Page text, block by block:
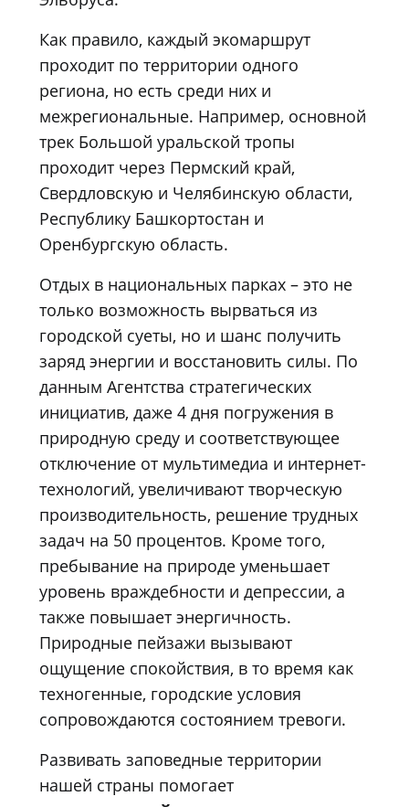
Как правило, каждый экомаршрут
проходит по территории одного
региона, но есть среди них и
межрегиональные. Например, основной
трек Большой уральской тропы
проходит через Пермский край,
Свердловскую и Челябинскую области,
Республику Башкортостан и
Оренбургскую область.
Отдых в национальных парках – это не
только возможность вырваться из
городской суеты, но и шанс получить
заряд энергии и восстановить силы. По
данным Агентства стратегических
инициатив, даже 4 дня погружения в
природную среду и соответствующее
отключение от мультимедиа и интернет-
технологий, увеличивают творческую
производительность, решение трудных
задач на 50 процентов. Кроме того,
пребывание на природе уменьшает
уровень враждебности и депрессии, а
также повышает энергичность.
Природные пейзажи вызывают
ощущение спокойствия, в то время как
техногенные, городские условия
сопровождаются состоянием тревоги.
Развивать заповедные территории
нашей страны помогает